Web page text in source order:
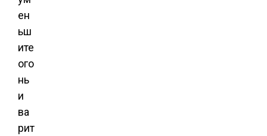
ен
ьш
ите
ого
нь
и
ва
рит